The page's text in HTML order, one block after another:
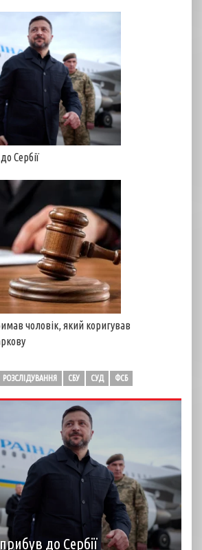
Сербії
чоловік, який коригував
РОЗСЛІДУВАННЯ СБУ СУД ФСБ
до Сербії